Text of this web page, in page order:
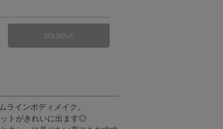
ブラック ブラック
SOLDOUT
ラインボディメイク。
トがきれいに出ます◎